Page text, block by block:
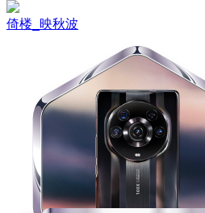
倚楼_映秋波